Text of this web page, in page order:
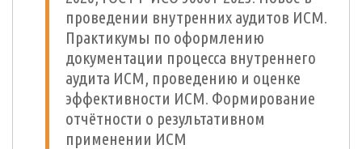
проведении внутренних аудитов ИСМ.
Практикумы по оформлению
документации процесса внутреннего
аудита ИСМ, проведению и оценке
эффективности ИСМ. Формирование
отчётности о результативном
применении ИСМ